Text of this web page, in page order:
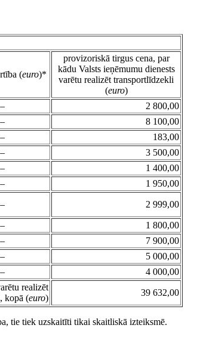
(euro)*
provizoriskā tirgus cena, par
kādu Valsts ieņēmumu dienests
varētu realizēt transportlīdzekli
(euro)
–
2 800,00
–
8 100,00
–
183,00
–
3 500,00
–
1 400,00
– 1 950,00
– 2 999,00
–
1 800,00
–
7 900,00
–
5 000,00
–
4 000,00
realizēt
kopā (euro)
39 632,00
tie tiek uzskaitīti tikai skaitliskā izteiksmē.